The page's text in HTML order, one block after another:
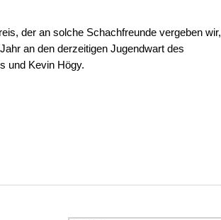
der an solche Schachfreunde vergeben wir,
an den derzeitigen Jugendwart des
und Kevin Högy.